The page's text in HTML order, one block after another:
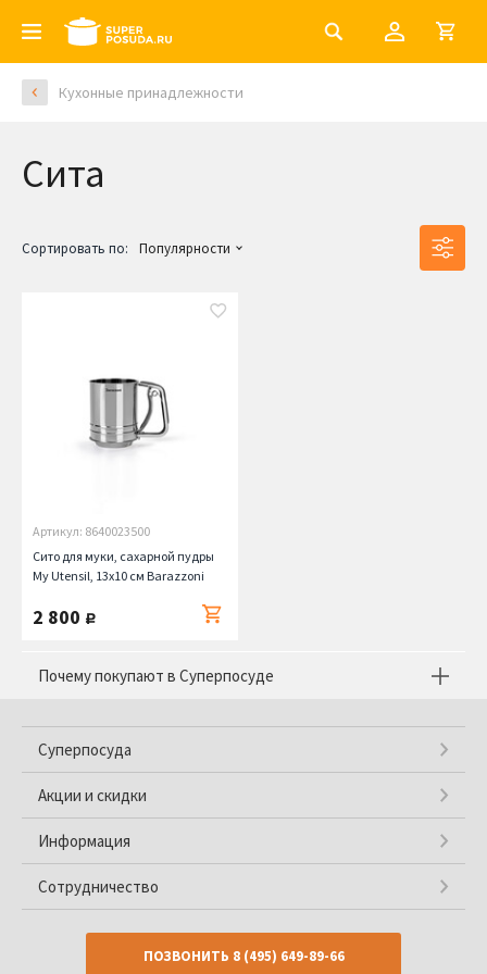
Кухонные принадлежности
Сита
Сортировать по: Популярности
Артикул: 8640023500
Сито для муки, сахарной пудры
My Utensil, 13х10 см Barazzoni
2 800 руб.
Почему покупают в Суперпосуде
Суперпосуда
Акции и скидки
Информация
Сотрудничество
ПОЗВОНИТЬ 8 (495) 649-89-66